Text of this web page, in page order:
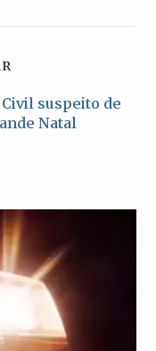
nova
suspeito de
Natal